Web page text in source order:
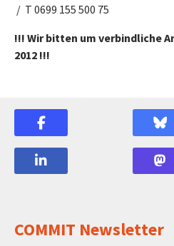
/ T 0699 155 500 75
!!! Wir bitten um verbindliche
2012 !!!
COMMIT Newsletter